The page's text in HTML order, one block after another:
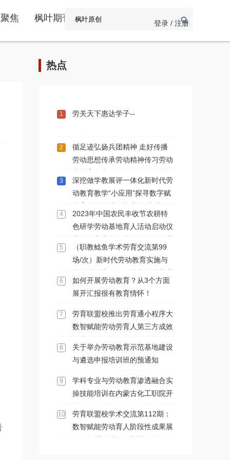
焦 枫叶期刊 登录 / 注册
热点
1 劳关天下惠达学子--
2
循足迹弘扬兵团精神 走好传播
劳动思想传承劳动精神传习劳动
劳育人学术交流第112期新疆石
河子站
3
深挖做学教展评一体化新时代劳
动教育教学“小应用”探寻数字赋
4
2023年中国农民丰收节农耕特
色研学劳动基地育人活动启动仪
会议室举办
5
（职教鲶鱼学术劳育交流第99
场/次）新时代劳动教育实施与
与劳动教育渗透融合实操技能专
项培训班在内蒙古化工职业学院
顺利开展
6
如何开展劳动教育？从3个方面
展开汇报很有教育情怀！
7
劳育联盟校推出劳育通小程序大
数智赋能劳动劳育人第三方成效
8
关于举办劳动教育示范基地建设
与遴选申报培训班的预通知
9
学科专业与劳动教育渗透融合实
操技能培训在内蒙古化工职院开
10
劳育联盟校学术交流第112期：
数智赋能劳动育人阶段性成果展